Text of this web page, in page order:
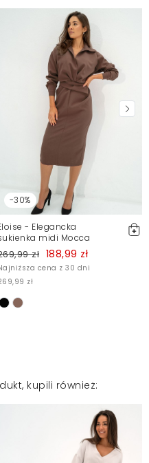
opinie
zarówno pozytywne, jak i
znajdziesz w naszym
Zgłoś nielegalną treść
-30%
- Elegancka
midi Mocca
zł 188,99 zł
cena z 30 dni
zł
kupili również: